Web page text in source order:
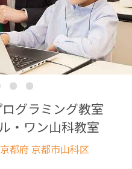
グラミング教室
・ワン山科教室
都府 京都市山科区